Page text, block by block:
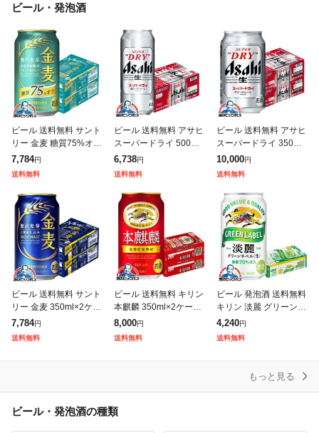
ビール・発泡酒
ビール 送料無料 サント
リー 金麦 糖質75%オフ
350ml×2ケース/48本(0
48)『IAS』 発泡酒 第3
のビール 新ジ
7,784円
送料無料
ビール 送料無料 アサヒ
スーパードライ 500ml×
1ケース/24本(024)『IA
S』
6,738円
送料無料
ビール 送料無料 アサヒ
スーパードライ 350ml×
2ケース/48本(048)『IA
S』
10,000円
送料無料
ビール 送料無料 サント
リー 金麦 350ml×2ケー
ス/48本(048)『IAS』 発
泡酒 第3のビール 新ジ
ャンル s202
7,784円
送料無料
ビール 送料無料 キリン
本麒麟 350ml×2ケース/
48本(048)『IAS』 発泡
酒 第3のビール 新ジャ
ンル
8,000円
送料無料
ビール 発泡酒 送料無料
キリン 淡麗 グリーンラ
ベル 350ml×1ケース/24
本(024)『IAS』
4,240円
送料無料
もっと見る
ビール・発泡酒の種類